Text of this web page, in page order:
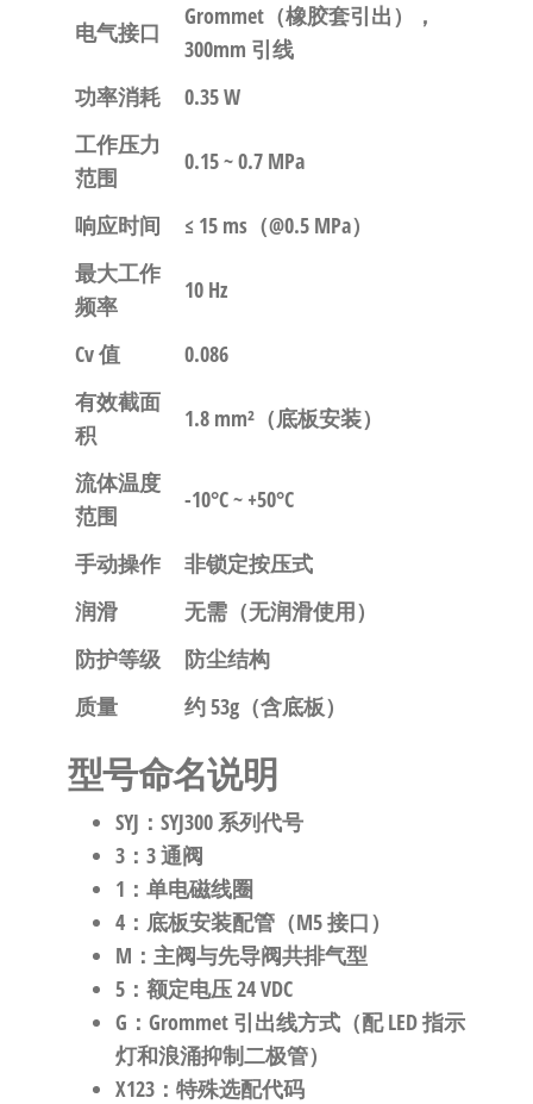
电气接口
Grommet（橡胶套引出），
300mm 引线
功率消耗
0.35 W
工作压力
范围
0.15 ~ 0.7 MPa
响应时间
≤ 15 ms（@0.5 MPa）
最大工作
频率
10 Hz
Cv 值
0.086
有效截面
积
1.8 mm²（底板安装）
流体温度
范围
-10°C ~ +50°C
手动操作
非锁定按压式
润滑
无需（无润滑使用）
防护等级
防尘结构
质量
约 53g（含底板）
型号命名说明
SYJ ：SYJ300 系列代号
3：3 通阀
1 ：单电磁线圈
4：底板安装配管（M5 接口）
M ：主阀与先导阀共排气型
5：额定电压 24 VDC
G ：Grommet 引出线方式（配 LED 指示
灯和浪涌抑制二极管）
X123：特殊选配代码